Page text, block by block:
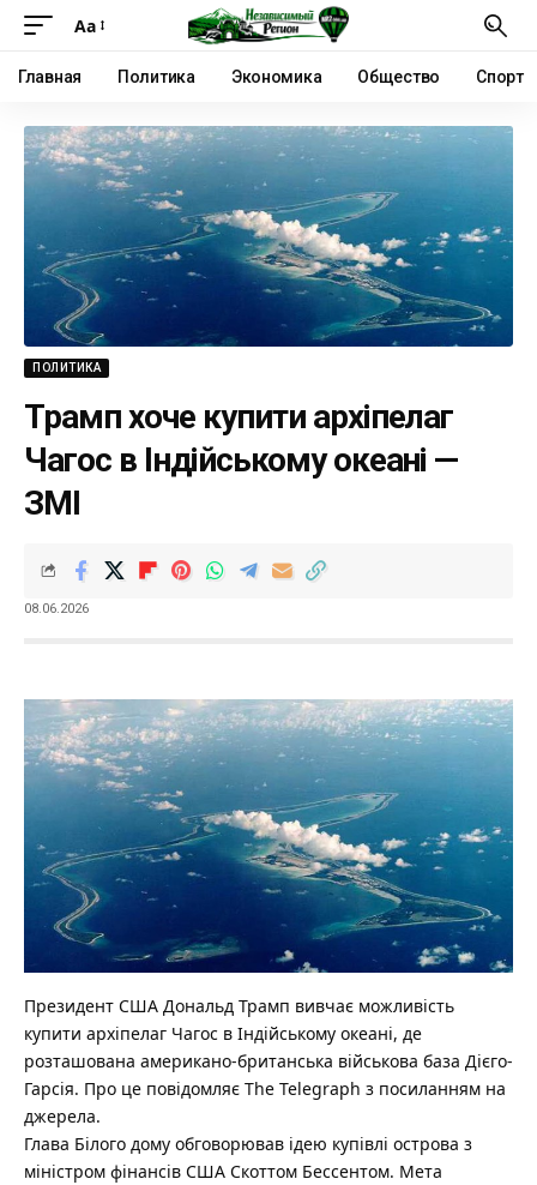
Аа
Главная Политика Экономика Общество Спорт
ПОЛИТИКА
Трамп хоче купити архіпелаг
Чагос в Індійському океані —
ЗМІ
08.06.2026
Президент США Дональд Трамп вивчає можливість
купити архіпелаг Чагос в Індійському океані, де
розташована американо-британська військова база Дієго-
Гарсія. Про це повідомляє The Telegraph з посиланням на
джерела.
Глава Білого дому обговорював ідею купівлі острова з
міністром фінансів США Скоттом Бессентом. Мета